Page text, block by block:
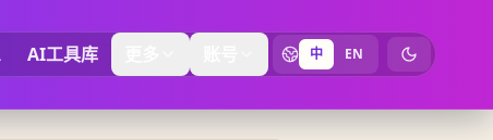
AI工具库 中 EN 切换为暗黑